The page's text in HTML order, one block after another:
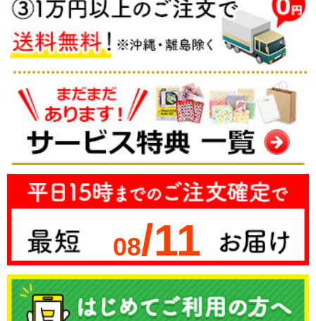
08/11